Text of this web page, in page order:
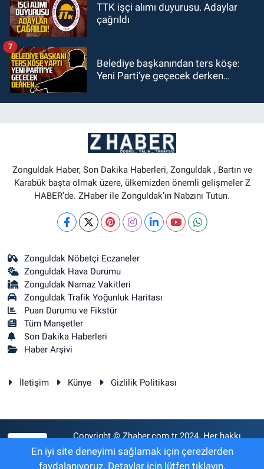
TTK işçi alımı duyurusu. Adaylar
çağrıldı
Belediye başkanından ters köşe:
Yeni Parti’ye geçecek derken…
7
Zonguldak Haber, Son Dakika Haberleri, Zonguldak , Bartın ve
Karabük başta olmak üzere, ülkemizden önemli gelişmeler Z
HABER’de. ZHaber ile Zonguldak’ın Nabzını Tutun.
Zonguldak Nöbetçi Eczaneler
Zonguldak Hava Durumu
Zonguldak Namaz Vakitleri
Zonguldak Trafik Yoğunluk Haritası
Puan Durumu ve Fikstür
Tüm Manşetler
Son Dakika Haberleri
Haber Arşivi
İletişim Künye Gizlilik Politikası
Copyright © Zhaber.com.tr 2024. Her hakkı
saklıdır.
En iyi site deneyimi sağlamak için çerezlerden
faydalanıyoruz. Detaylar için lütfen tıklayın.